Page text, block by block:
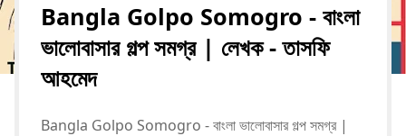
Bangla Golpo Somogro - বাংলা
ভালোবাসার গল্প সমগ্র | লেখক - তাসফি
আহমেদ
Bangla Golpo Somogro - বাংলা ভালোবাসার গল্প সমগ্র |